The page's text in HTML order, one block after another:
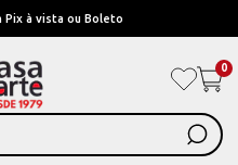
Pix à vista ou Boleto
0